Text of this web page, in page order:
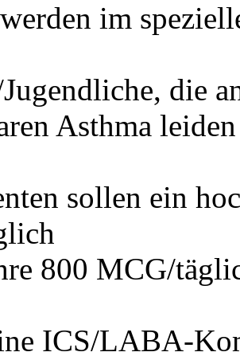
im
die
Asthma leiden
sollen ein
800 MCG/
ICS/LABA-